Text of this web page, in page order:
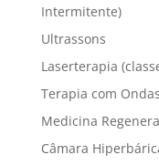
Intermitente)
Ultrassons
Laserterapia
Terapia com
Medicina
Câmara